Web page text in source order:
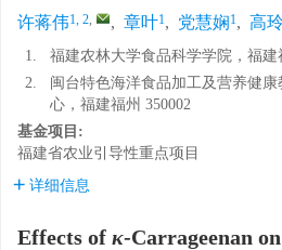
许蒋伟1, 2, , 章叶1, 党慧娴1, 高玲
1.
福建农林大学食品科学学院，福建
2.
闽台特色海洋食品加工及营养健康
心，福建福州 350002
基金项目:
福建省农业引导性重点项目
详细信息
Effects of κ-Carrageenan